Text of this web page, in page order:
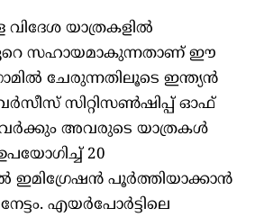
യാത്രകളിൽ
സഹായമാകുന്നതാണ് ഈ
ചേരുന്നതിലൂടെ ഇന്ത്യൻ
സിറ്റിസൺഷിപ്പ് ഓഫ്
അവരുടെ യാത്രകൾ
20
ഇമിഗ്രേഷൻ പൂർത്തിയാക്കാൻ
എയർപോർട്ടിലെ